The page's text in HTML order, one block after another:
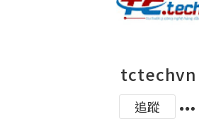
tctechvn
追蹤